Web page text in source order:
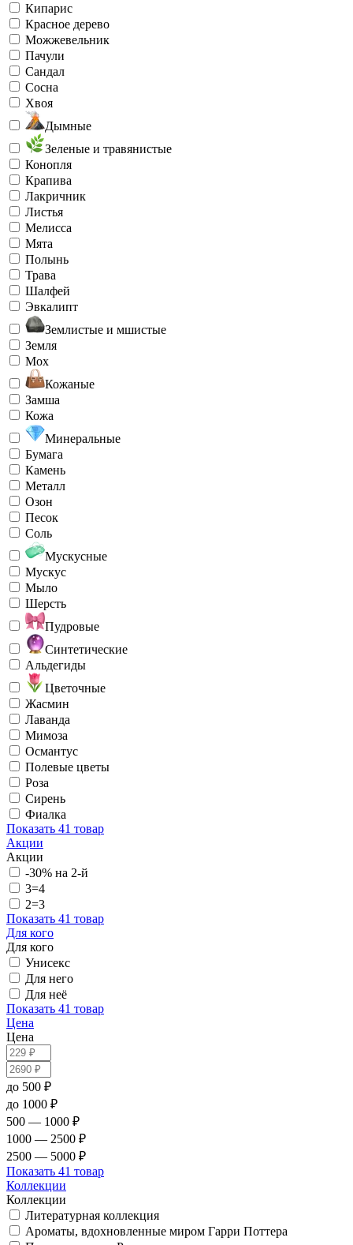
Кипарис
Красное дерево
Можжевельник
Пачули
Сандал
Сосна
Хвоя
Дымные
Зеленые и травянистые
Конопля
Крапива
Лакричник
Листья
Мелисса
Мята
Полынь
Трава
Шалфей
Эвкалипт
Землистые и мшистые
Земля
Мох
Кожаные
Замша
Кожа
Минеральные
Бумага
Камень
Металл
Озон
Песок
Соль
Мускусные
Мускус
Мыло
Шерсть
Пудровые
Синтетические
Альдегиды
Цветочные
Жасмин
Лаванда
Мимоза
Османтус
Полевые цветы
Роза
Сирень
Фиалка
Показать 41 товар
Акции
Акции
-30% на 2-й
3=4
2=3
Показать 41 товар
Для кого
Для кого
Унисекс
Для него
Для неё
Показать 41 товар
Цена
Цена
до 500 ₽
до 1000 ₽
500 — 1000 ₽
1000 — 2500 ₽
2500 — 5000 ₽
Показать 41 товар
Коллекции
Коллекции
Литературная коллекция
Ароматы, вдохновленные миром Гарри Поттера